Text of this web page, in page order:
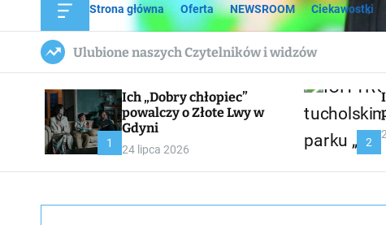
O
f
c
a
a
s
W
i
t
Strona główna Oferta NEWSROOM Ciekawostki
Ulubione naszych Czytelników i widzów
1
Ich „Dobry chłopiec”
powalczy o Złote Lwy w
Gdyni
24 lipca 2026
2